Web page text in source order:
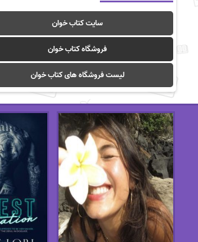
سایت کتاب خوان
فروشگاه کتاب خوان
لیست فروشگاه های کتاب خوان